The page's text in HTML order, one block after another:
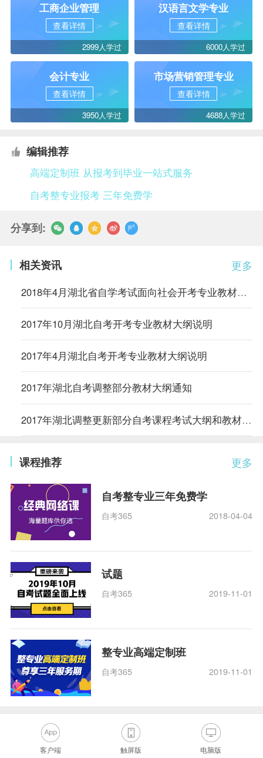
工商企业管理
查看详情
2999人学过
汉语言文学专业
查看详情
6000人学过
会计专业
查看详情
3950人学过
市场营销管理专业
查看详情
4688人学过
编辑推荐
高端定制班 从报考到毕业一站式服务
自考整专业报考 三年免费学
分享到:
更多
相关资讯
2018年4月湖北省自学考试面向社会开考专业教材大纲使用情况
2017年10月湖北自考开考专业教材大纲说明
2017年4月湖北自考开考专业教材大纲说明
2017年湖北自考调整部分教材大纲通知
2017年湖北调整更新部分自考课程考试大纲和教材通知
更多
课程推荐
自考整专业三年免费学
自考365 2018-04-04
试题
自考365 2019-11-01
整专业高端定制班
自考365 2019-11-01
客户端 触屏版 电脑版